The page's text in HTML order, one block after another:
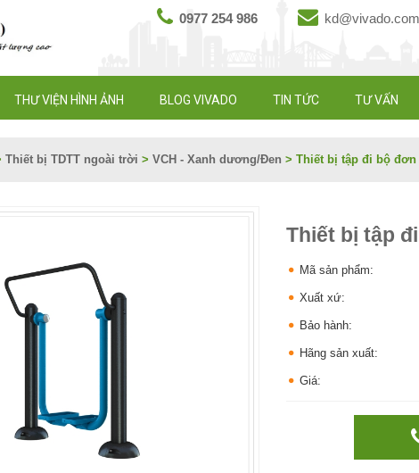
0977 254 986
THƯ VIỆN HÌNH ẢNH BLOG VIVADO TIN TỨC TƯ VẤN
Thiết bị TDTT ngoài trời > VCH - Xanh dương/Đen > Thiết bị tập đi bộ đơn
Thiết bị tập
Mã sản phẩm:
Xuất xứ:
Bảo hành:
Hãng sản xuất:
Giá: